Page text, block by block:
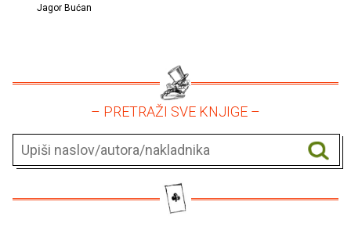
Jagor Bućan
– PRETRAŽI SVE KNJIGE –